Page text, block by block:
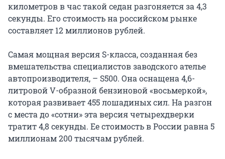
километров в час такой седан разгоняется за 4,3
секунды. Его стоимость на российском рынке
составляет 12 миллионов рублей.
Самая мощная версия S-класса, созданная без
вмешательства специалистов заводского ателье
автопроизводителя, – S500. Она оснащена 4,6-
литровой V-образной бензиновой «восьмеркой»,
которая развивает 455 лошадиных сил. На разгон
с места до «сотни» эта версия четырехдверки
тратит 4,8 секунды. Ее стоимость в России равна 5
миллионам 200 тысячам рублей.